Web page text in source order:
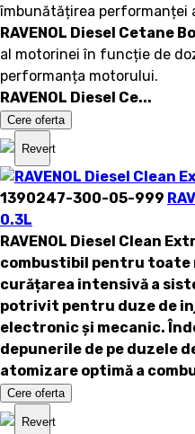
îmbunătățirea performanței
RAVENOL Diesel Cetane
al motorinei în funcție de
performanța motorului.
RAVENOL Diesel Ce...
Cere oferta
Revert
1390247-300-05-999
0.3L
RAVENOL Diesel Clean
combustibil pentru toate
curățarea intensivă a
potrivit pentru duze de
electronic și mecanic.
depunerile de pe duzele
atomizare optimă a
Cere oferta
Revert